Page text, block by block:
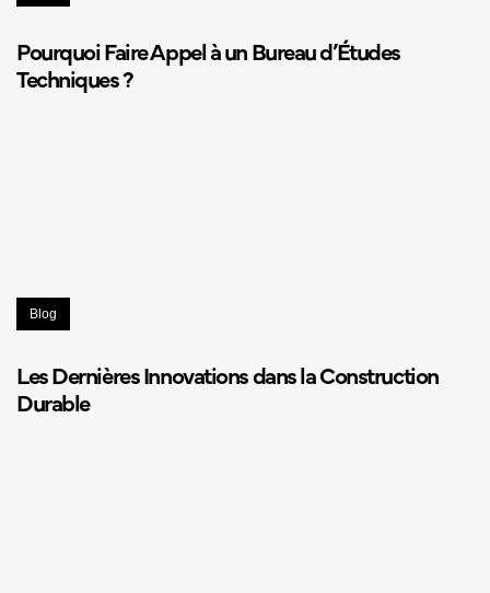
Pourquoi Faire Appel à un Bureau d’Études
Techniques ?
Blog
Les Dernières Innovations dans la Construction
Durable